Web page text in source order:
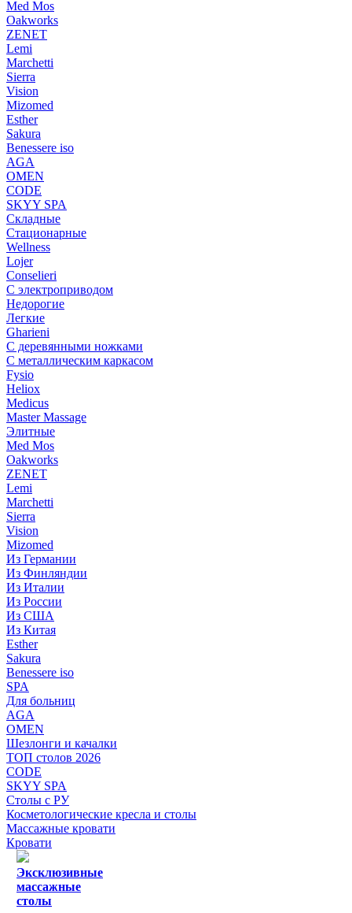
Med Mos
Oakworks
ZENET
Lemi
Marchetti
Sierra
Vision
Mizomed
Esther
Sakura
Benessere iso
AGA
OMEN
CODE
SKYY SPA
Складные
Стационарные
Wellness
Lojer
Conselieri
С электроприводом
Недорогие
Легкие
Gharieni
С деревянными ножками
С металлическим каркасом
Fysio
Heliox
Medicus
Master Massage
Элитные
Med Mos
Oakworks
ZENET
Lemi
Marchetti
Sierra
Vision
Mizomed
Из Германии
Из Финляндии
Из Италии
Из России
Из США
Из Китая
Esther
Sakura
Benessere iso
SPA
Для больниц
AGA
OMEN
Шезлонги и качалки
ТОП столов 2026
CODE
SKYY SPA
Столы с РУ
Косметологические кресла и столы
Массажные кровати
Кровати
Эксклюзивные
массажные
столы